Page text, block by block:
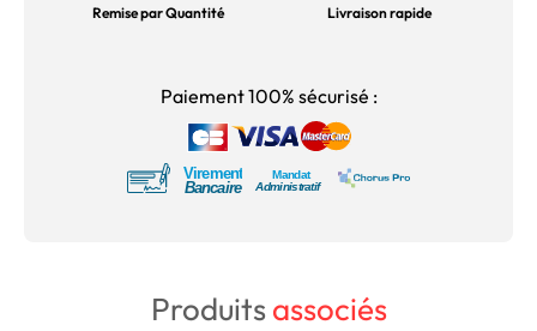
Remise par Quantité Livraison rapide
Paiement 100% sécurisé :
Produitsassociés